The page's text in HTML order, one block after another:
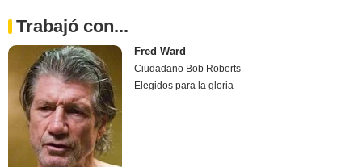
Trabajó con...
Fred Ward
Ciudadano Bob Roberts
Elegidos para la gloria